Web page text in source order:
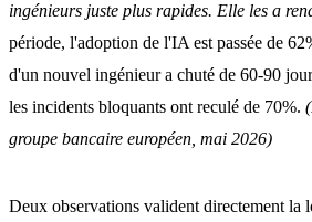
ingénieurs juste plus rapides. Elle les a
période, l'adoption de l'IA est passée de
d'un nouvel ingénieur a chuté de 60-90
les incidents bloquants ont reculé de 70%.
groupe bancaire européen, mai 2026)
Deux observations valident directement la